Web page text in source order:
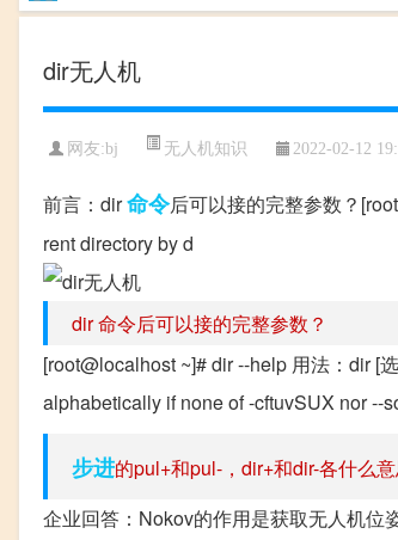
dir无人机
网友:bj 无人机知识 2022-02-12
前言：dir命令后可以接的完整参数？
rent directory by d
dir 命令后可以接的完整参数？
[root@localhost ~]# dir --help 用法：dir [
alphabetically if none of -cftuvSUX nor --
步进的pul+和pul-，dir+和dir-各什么
企业回答：Nokov的作用是获取无人机位